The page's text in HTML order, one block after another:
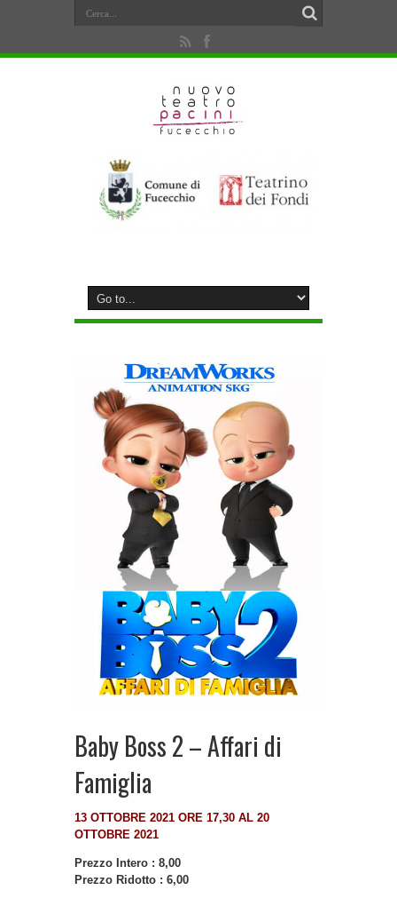
Baby Boss 2 – Affari di
Famiglia
13 OTTOBRE 2021 ORE 17,30 AL 20
OTTOBRE 2021
Prezzo Intero : 8,00
Prezzo Ridotto : 6,00